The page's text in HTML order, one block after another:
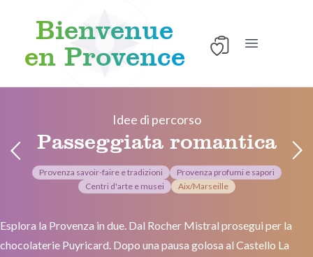
Bienvenue
en Provence
Apri il menu
Idee di percorso
Passeggiata romantica
Provenza savoir-faire e tradizioni
Provenza profumi e sapori
Centri d'arte e musei
Aix/Marseille
Esplora la Provenza in due. Dal Rocher Mistral prosegui per la
chocolaterie Puyricard. Dopo una pausa golosa al Castello La